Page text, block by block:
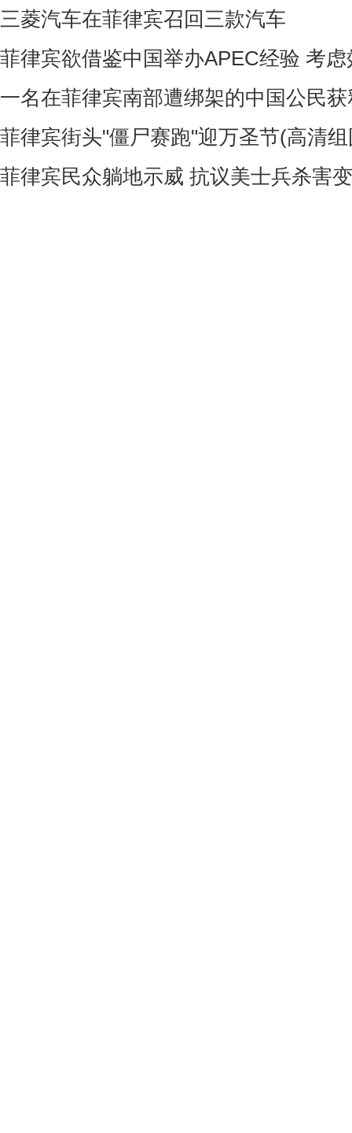
三菱汽车在菲律宾召回三款汽车
菲律宾欲借鉴中国举办APEC经验 考
一名在菲律宾南部遭绑架的中国公民获
菲律宾街头"僵尸赛跑"迎万圣节(高清
菲律宾民众躺地示威 抗议美士兵杀害